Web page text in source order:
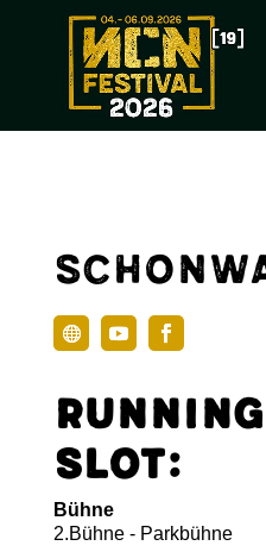
Slot:
Bühne
2.Bühne - Parkbühne